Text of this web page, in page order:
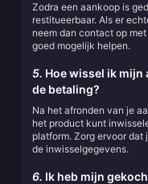
Zodra een aankoop is
restitueerbaar. Als er
neem dan contact op
goed mogelijk helpen.
5. Hoe wissel ik mijn
de betaling?
Na het afronden van je
het product kunt
platform. Zorg ervoor
de inwisselgegevens.
6. Ik heb mijn